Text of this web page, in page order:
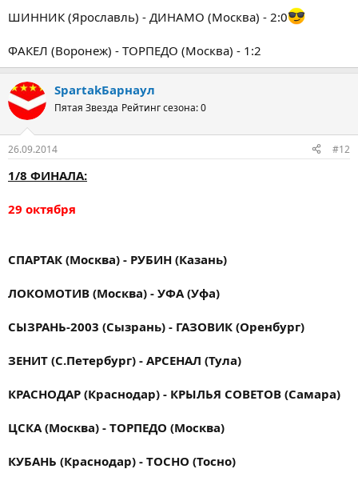
ШИННИК (Ярославль) - ДИНАМО (Москва) - 2:0
ФАКЕЛ (Воронеж) - ТОРПЕДО (Москва) - 1:2
SpartakБарнаул
Пятая Звезда Рейтинг сезона: 0
26.09.2014 #12
1/8 ФИНАЛА:
29 октября
СПАРТАК (Москва) - РУБИН (Казань)
ЛОКОМОТИВ (Москва) - УФА (Уфа)
СЫЗРАНЬ-2003 (Сызрань) - ГАЗОВИК (Оренбург)
ЗЕНИТ (С.Петербург) - АРСЕНАЛ (Тула)
КРАСНОДАР (Краснодар) - КРЫЛЬЯ СОВЕТОВ (Самара)
ЦСКА (Москва) - ТОРПЕДО (Москва)
КУБАНЬ (Краснодар) - ТОСНО (Тосно)